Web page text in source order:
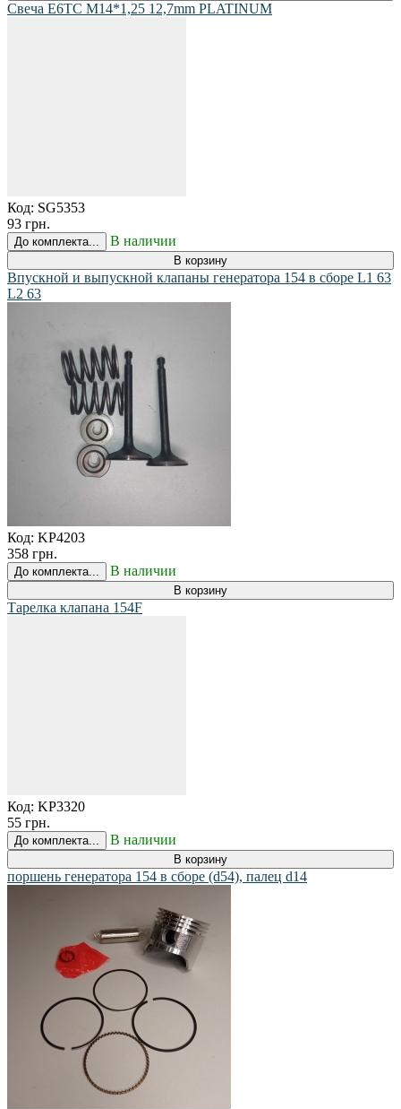
Свеча E6TC M14*1,25 12,7mm PLATINUM
Код: SG5353
93 грн.
До комплекта... В наличии
В корзину
Впускной и выпускной клапаны генератора 154 в сборе L1 63
L2 63
Код: KP4203
358 грн.
До комплекта... В наличии
В корзину
Тарелка клапана 154F
Код: KP3320
55 грн.
До комплекта... В наличии
В корзину
поршень генератора 154 в сборе (d54), палец d14